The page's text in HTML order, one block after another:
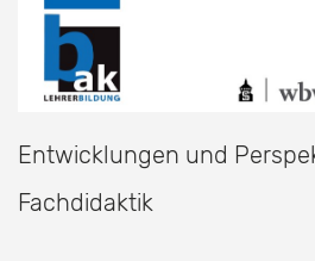
Entwicklungen und
Fachdidaktik